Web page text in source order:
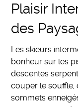
Plaisir
des
Les skieurs
bonheur sur les
descentes
couper le souffle,
sommets